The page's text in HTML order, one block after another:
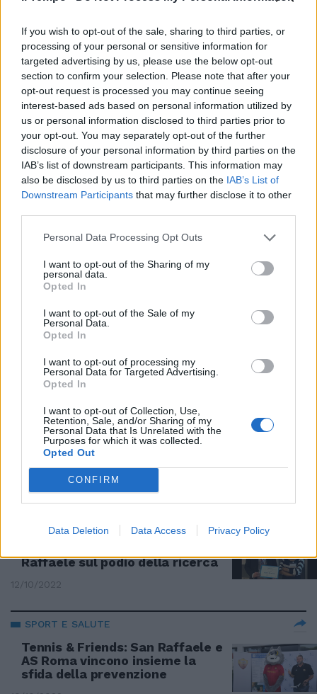
If you wish to opt-out of the sale, sharing to third parties, or
processing of your personal or sensitive information for
targeted advertising by us, please use the below opt-out
section to confirm your selection. Please note that after your
opt-out request is processed you may continue seeing
interest-based ads based on personal information utilized by
us or personal information disclosed to third parties prior to
your opt-out. You may separately opt-out of the further
disclosure of your personal information by third parties on the
IAB’s list of downstream participants. This information may
also be disclosed by us to third parties on the IAB’s List of
Downstream Participants that may further disclose it to other
Personal Data Processing Opt Outs
I want to opt-out of the Sharing of my
personal data.
Opted In
I want to opt-out of the Sale of my
Personal Data.
Opted In
I want to opt-out of processing my
Personal Data for Targeted Advertising.
Opted In
I want to opt-out of Collection, Use,
Retention, Sale, and/or Sharing of my
Personal Data that Is Unrelated with the
Purposes for which it was collected.
Opted Out
CONFIRM
Data Deletion Data Access Privacy Policy
206 progetti
12/11/2022
L'INCONTRO
Ultracentenari in perfetta forma
fisica e mentale, parla l'esperto
11/11/2022
ATLAS
All'IRCSS San Raffaele il primo
indossabile in età pediatrica
08/11/2022
“Non consumate e restituite i
prodotti”. Il batterio dilaga in
08/11/2022
LA DEGUSTAZIONE
Quel vino Trentino figlio del
vento
27/10/2022
Fumo e Covid, Università San
Raffaele sul podio della ricerca
12/10/2022
SPORT E SALUTE
Tennis & Friends: San Raffaele e
AS Roma vincono insieme la
sfida della prevenzione